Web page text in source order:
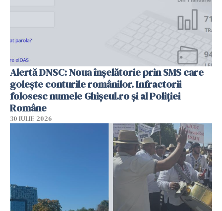
Alertă DNSC: Noua înșelătorie prin SMS care
golește conturile românilor. Infractorii
folosesc numele Ghișeul.ro și al Poliției
Române
30 IULIE 2026